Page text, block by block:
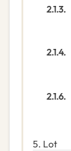
2.1.3.
2.1.4.
2.1.6.
5. Lot